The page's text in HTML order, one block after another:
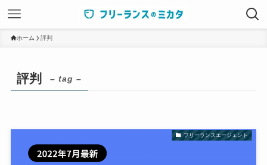
ホーム 評判
評判 – tag –
フリーランスエージェント